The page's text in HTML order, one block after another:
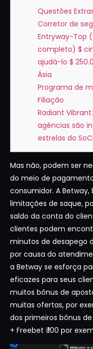
Questões
Corretor de
Entryway-Top
completo) $
ajudá-lo $
Ásia
Programa de
Filiação
Radiant
agências são
estrelas do
Mas não, podem ser
do meio de
consumidor. A
limitações de saque,
saldo da conta do
clientes podem
minutos de desapego
por causa do
a Betway se esforça
eficazes para seus
muitos bônus de
muitas ofertas, por
dos primeiros bônus
+ Freebet ₹ 100 por